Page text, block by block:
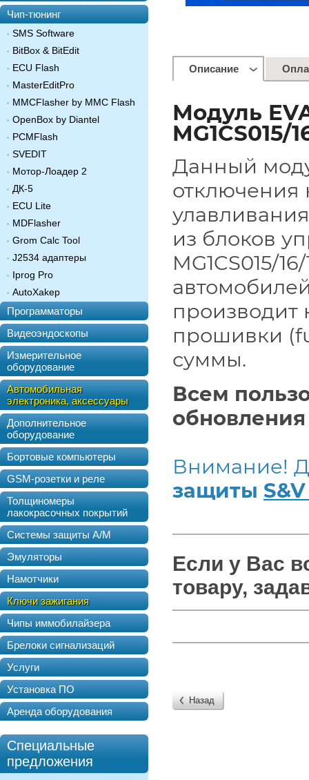
Чип-тюнинг
SMS Software
BitBox & BitEdit
ECU Flash
MasterEditPro
MMCFlasher by MMC Flash
OpenBox by Diantel
PCMFlash
SVEDIT
Мотор-Лоадер 2
ДК-5
ECU Lite
MDFlasher
Grom Calc Tool
J2534 адаптеры
Iprog Pro
AutoXakep
Программаторы
Видеоэндоскопы
Измерительное
оборудование
Автомобильная
электроника, аксессуары
Дополнительное
оборудование
Бортовые компьютеры
GSM-розетки и реле
Толщиномеры
лакокрасочных покрытий
Системы защиты А/М
Эмуляторы
Намотчики
Ключи зажигания
Чипы иммобилайзера
Брелоки сигнализаций
Услуги
Установка ПО
Аренда оборудования
Специальные
предложения
Описание
Модуль
MG1CS015/
Данный
отключения
из блоков
MG1CS015/
производит
прошивки
суммы.
Всем
Внимание!
защиты
Если у Вас
товару,
Назад